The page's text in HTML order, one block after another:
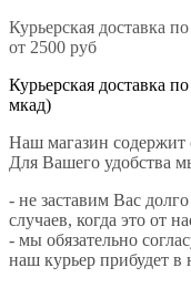
Курьерская доставка
от 2500 руб
Курьерская доставка
мкад)
Наш магазин содержит
Для Вашего удобства
- не заставим Вас
случаев, когда это от
- мы обязательно
наш курьер прибудет в